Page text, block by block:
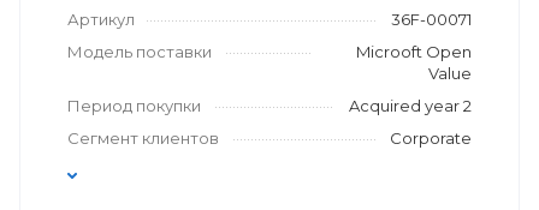
Артикул
36F-00071
Модель поставки
Microoft Open
Value
Период покупки
Acquired year 2
Сегмент клиентов
Corporate